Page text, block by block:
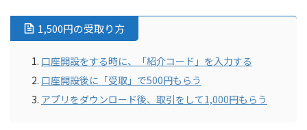
1,500円の受取り方
口座開設をする時に、「紹介コード」を入力する
口座開設後に「受取」で500円もらう
アプリをダウンロード後、取引をして1,000円もらう